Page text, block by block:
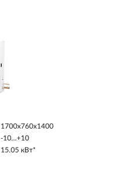
1700х760х1400
-10…+10
15.05 кВт*